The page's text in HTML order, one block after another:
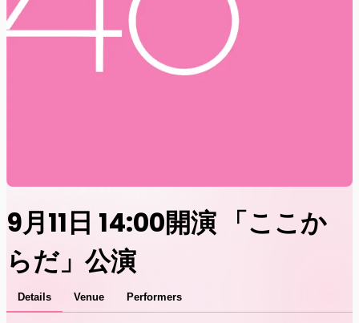
9月11日 14:00開演 「ここか
らだ」公演
Details Venue Performers